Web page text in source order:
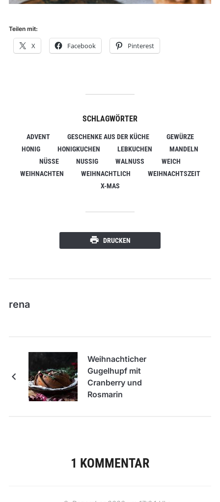
Teilen mit:
X Facebook Pinterest
SCHLAGWÖRTER
ADVENT GESCHENKE AUS DER KÜCHE
GEWÜRZE
HONIG
HONIGKUCHEN LEBKUCHEN
MANDELN
NÜSSE
NUSSIG WALNUSS
WEICH
WEIHNACHTEN
WEIHNACHTLICH
WEIHNACHTSZEIT
X-MAS
DRUCKEN
rena
Weihnachticher
Gugelhupf mit
Cranberry und
Rosmarin
1 KOMMENTAR